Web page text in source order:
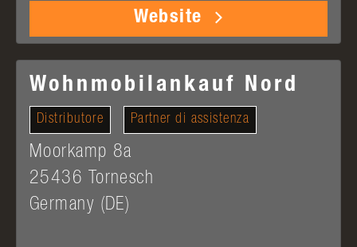
Website
Wohnmobilankauf Nord
Distributore Partner di assistenza
Moorkamp 8a
25436 Tornesch
Germany (DE)